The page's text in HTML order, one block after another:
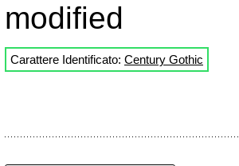
modified
Carattere Identificato: Century Gothic